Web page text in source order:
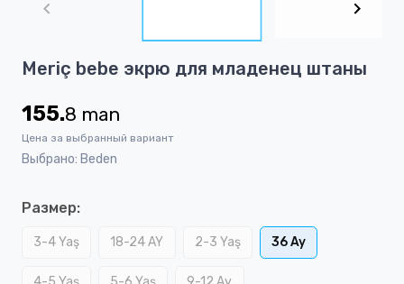
1
4
Meriç bebe экрю для младенец штаны
155.8 man
Цена за выбранный вариант
Выбрано: Beden
Размер:
3-4 Yaş 18-24 AY 2-3 Yaş 36 Ay